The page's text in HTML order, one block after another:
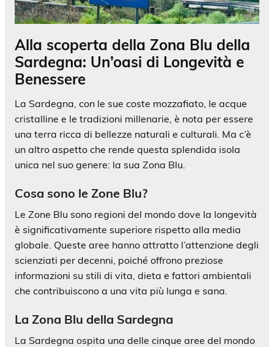
Alla scoperta della Zona Blu della
Sardegna: Un’oasi di Longevità e
Benessere
La Sardegna, con le sue coste mozzafiato, le acque
cristalline e le tradizioni millenarie, è nota per essere
una terra ricca di bellezze naturali e culturali. Ma c’è
un altro aspetto che rende questa splendida isola
unica nel suo genere: la sua Zona Blu.
Cosa sono le Zone Blu?
Le Zone Blu sono regioni del mondo dove la longevità
è significativamente superiore rispetto alla media
globale. Queste aree hanno attratto l’attenzione degli
scienziati per decenni, poiché offrono preziose
informazioni su stili di vita, dieta e fattori ambientali
che contribuiscono a una vita più lunga e sana.
La Zona Blu della Sardegna
La Sardegna ospita una delle cinque aree del mondo